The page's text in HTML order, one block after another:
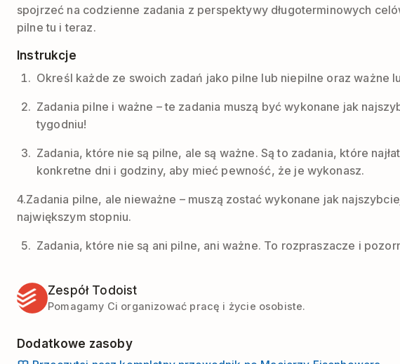
spojrzeć na codzienne zadania z perspektywy długoterminowych
pilne tu i teraz.
Instrukcje
Określ każde ze swoich zadań jako pilne lub niepilne oraz ważne
Zadania pilne i ważne – te zadania muszą być wykonane jak
tygodniu!
Zadania, które nie są pilne, ale są ważne. Są to zadania, które
konkretne dni i godziny, aby mieć pewność, że je wykonasz.
4.Zadania pilne, ale nieważne – muszą zostać wykonane jak
największym stopniu.
Zadania, które nie są ani pilne, ani ważne. To rozpraszacze i
Zespół Todoist
Pomagamy Ci organizować pracę i życie osobiste.
Dodatkowe zasoby